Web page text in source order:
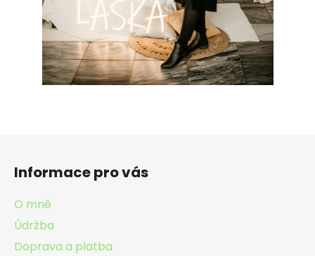
Informace pro vás
O mně
Údržba
Doprava a platba